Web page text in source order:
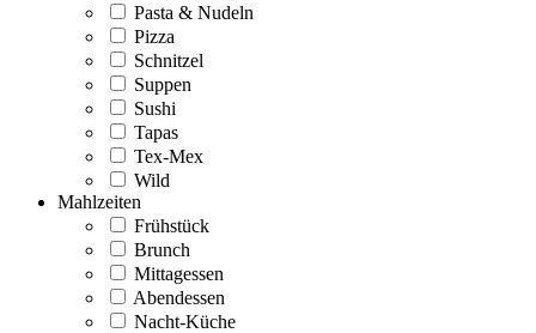
Pasta & Nudeln
Pizza
Schnitzel
Suppen
Sushi
Tapas
Tex-Mex
Wild
Mahlzeiten
Frühstück
Brunch
Mittagessen
Abendessen
Nacht-Küche